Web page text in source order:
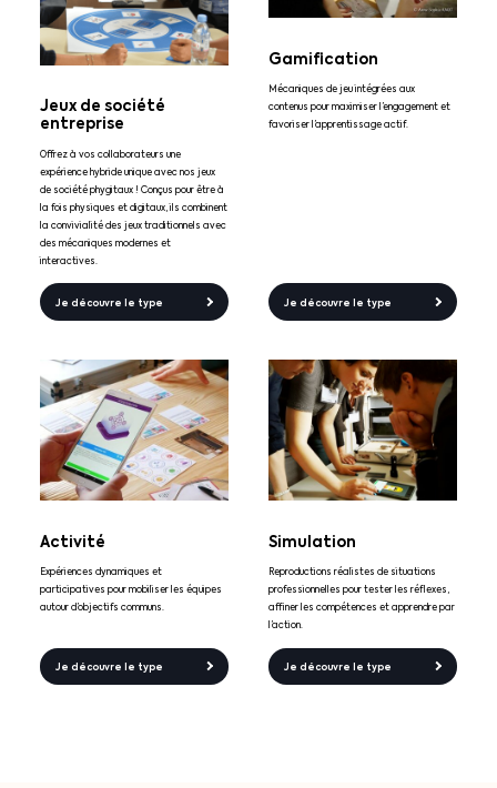
Jeux de société
entreprise
Offrez à vos collaborateurs une
expérience hybride unique avec nos jeux
de société phygitaux ! Conçus pour être à
la fois physiques et digitaux, ils combinent
la convivialité des jeux traditionnels avec
des mécaniques modernes et
interactives.
Je découvre le type
Gamification
Mécaniques de jeu intégrées aux
contenus pour maximiser l’engagement et
favoriser l’apprentissage actif.
Je découvre le type
Activité
Expériences dynamiques et
participatives pour mobiliser les équipes
autour d’objectifs communs.
Je découvre le type
Simulation
Reproductions réalistes de situations
professionnelles pour tester les réflexes,
affiner les compétences et apprendre par
l’action.
Je découvre le type